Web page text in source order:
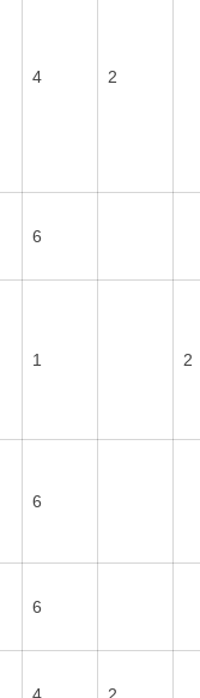
4 2
6
1 2
6
6